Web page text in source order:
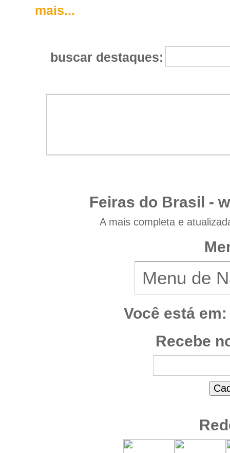
mais...
buscar destaques:
Feiras do Brasil -
A mais completa e
Você está em:
Recebe